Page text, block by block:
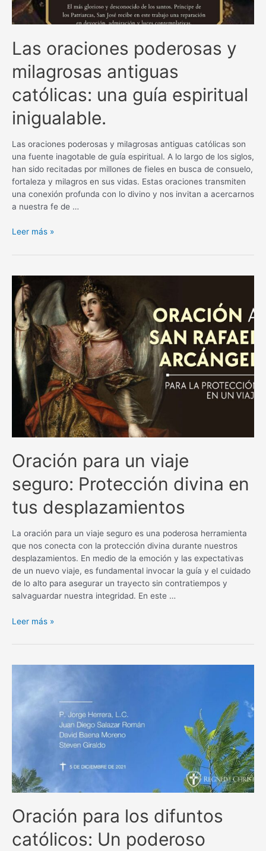
Las oraciones poderosas y
milagrosas antiguas
católicas: una guía espiritual
inigualable.
Las oraciones poderosas y milagrosas antiguas católicas son
una fuente inagotable de guía espiritual. A lo largo de los siglos,
han sido recitadas por millones de fieles en busca de consuelo,
fortaleza y milagros en sus vidas. Estas oraciones transmiten
una conexión profunda con lo divino y nos invitan a acercarnos
a nuestra fe de …
Las
poderosas
milagrosas
antiguas
católicas:
una
guía
espiritual
inigualable.
Leer más »
Oración para un viaje
seguro: Protección divina en
tus desplazamientos
La oración para un viaje seguro es una poderosa herramienta
que nos conecta con la protección divina durante nuestros
desplazamientos. En medio de la emoción y las expectativas
de un nuevo viaje, es fundamental invocar la guía y el cuidado
de lo alto para asegurar un trayecto sin contratiempos y
salvaguardar nuestra integridad. En este …
Oración
un
desplazamientos
Leer más »
Oración para los difuntos
católicos: Un poderoso